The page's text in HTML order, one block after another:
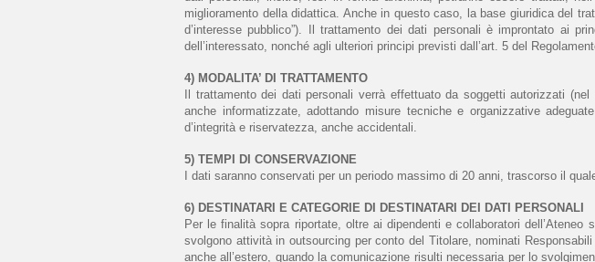
miglioramento della didattica. Anche in questo caso, la base giuridica del
d’interesse pubblico”). Il trattamento dei dati personali è improntato ai
dell’interessato, nonché agli ulteriori principi previsti dall’art. 5 del
4) MODALITA’ DI TRATTAMENTO
Il trattamento dei dati personali verrà effettuato da soggetti autorizzati
anche informatizzate, adottando misure tecniche e organizzative
d’integrità e riservatezza, anche accidentali.
5) TEMPI DI CONSERVAZIONE
I dati saranno conservati per un periodo massimo di 20 anni, trascorso il
6) DESTINATARI E CATEGORIE DI DESTINATARI DEI DATI PERSONALI
Per le finalità sopra riportate, oltre ai dipendenti e collaboratori
svolgono attività in outsourcing per conto del Titolare, nominati
anche all’estero, quando la comunicazione risulti necessaria per lo